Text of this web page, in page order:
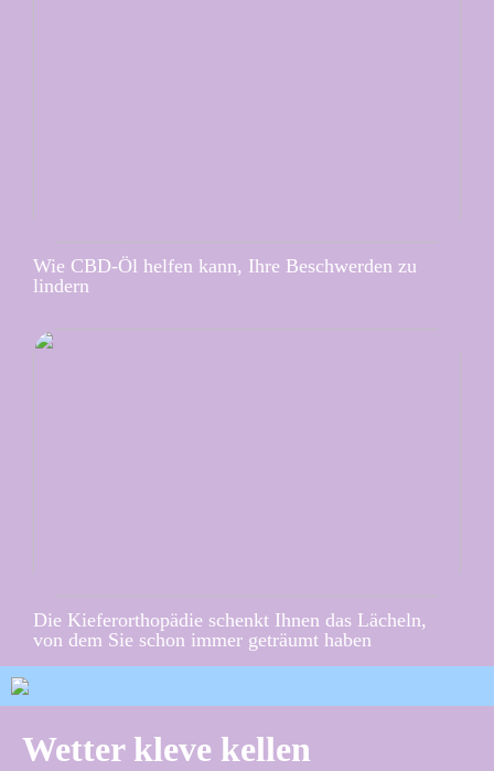
Wie CBD-Öl helfen kann, Ihre Beschwerden zu
lindern
Die Kieferorthopädie schenkt Ihnen das Lächeln,
von dem Sie schon immer geträumt haben
Wetter kleve kellen